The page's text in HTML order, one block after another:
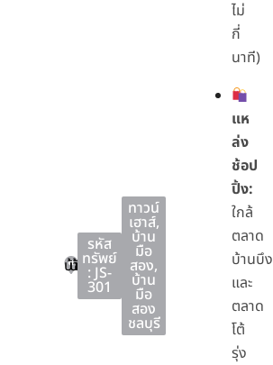
บ้านบึง
บ้านบึง
ชลบุรี
รหัส
ทรัพย์
: JS-
301
ทาวน์
เฮาส์,
บ้าน
มือ
สอง,
บ้าน
มือ
สอง
ชลบุรี
ไม่
กี่
นาที)
แห
ล่ง
ช้อป
ปิ้ง:
ใกล้
ตลาด
บ้านบึง
และ
ตลาด
โต้
รุ่ง